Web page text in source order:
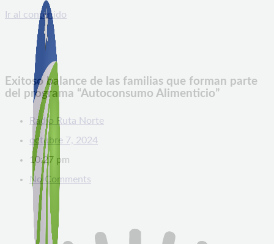
Ir al contenido
Exitoso balance de las familias que forman parte
del programa “Autoconsumo Alimenticio”
Radio Ruta Norte
octubre 7, 2024
10:27 pm
No Comments